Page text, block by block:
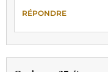
RÉPONDRE